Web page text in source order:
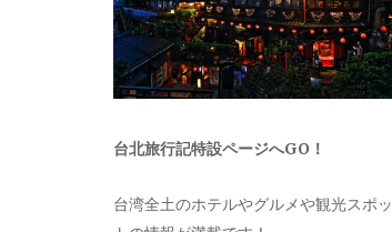
台北旅行記特設ページへGO！
台湾全土のホテルやグルメや観光スポッ